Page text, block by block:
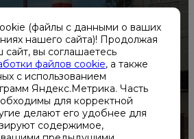
системы
ЦОД
(файлы с данными о ваших
нашего сайта)! Продолжая
сайт, вы соглашаетесь
файлов cookie, а также
с использованием
Яндекс.Метрика. Часть
для корректной
делают его удобнее для
содержимое,